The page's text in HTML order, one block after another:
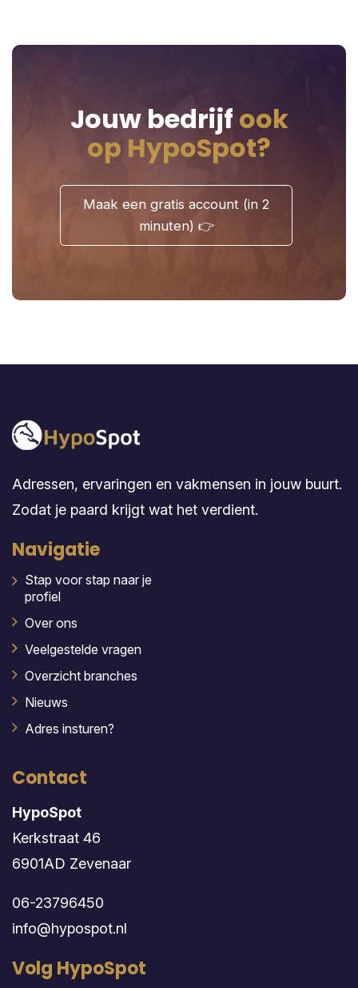
Jouw bedrijf ook
op HypoSpot?
Adressen, ervaringen en vakmensen in jouw buurt.
Zodat je paard krijgt wat het verdient.
Navigatie
Stap voor stap naar je
profiel
Over ons
Veelgestelde vragen
Overzicht branches
Nieuws
Adres insturen?
Contact
HypoSpot
Kerkstraat 46
6901AD Zevenaar
06-23796450
info@hypospot.nl
Volg HypoSpot